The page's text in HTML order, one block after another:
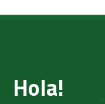
Hola!